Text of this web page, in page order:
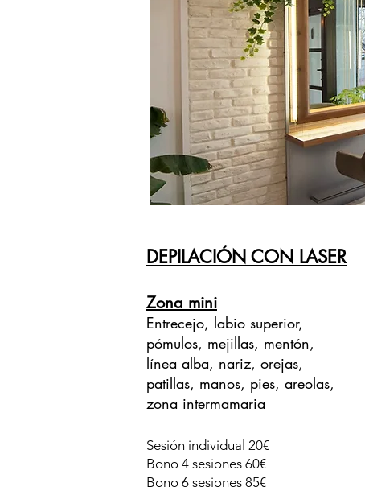
DEPILACIÓN CON LASER
Zona mini
Entrecejo, labio superior,
pómulos, mejillas, mentón,
línea alba, nariz, orejas,
patillas, manos, pies, areolas,
zona intermamaria
Sesión individual 20€
Bono 4 sesiones 60€
Bono 6 sesiones 85€